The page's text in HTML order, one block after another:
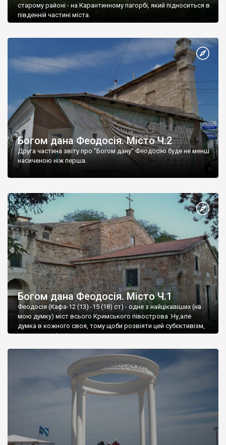
старому районі - на Карантинному пагорбі, який підноситься в
південній частині міста.
Богом дана Феодосія. Місто Ч.2
Друга частина звіту про "Богом дану" Феодосію буде не менш
насиченою ніж перша.
Богом дана Феодосія. Місто Ч.1
Феодосія (Кафа-12 (13) -15 (18) ст) - одне з найцікавіших (на
мою думку) міст всього Кримського півострова .Ну,але
думка в кожного своя, тому щоби розвіяти цей субєктивізм,
запрошую відвідати це